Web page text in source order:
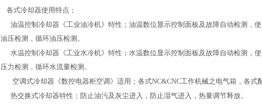
各式冷却器使用特点；
油温控制冷却器《工业油冷机》特性；油温数位显示控制面板及故障自动检测，使
油压检测，循环油压检测。
水温控制冷却器《工业水冷机》特性；水温数位显示控制面板及故障自动检测，使
压力检测，循环水流量检测。
空调式冷却器《数控电器柜空调》适用；各式NC&CNC工作机械之电气箱，各式
热交换式冷却器特性；防止油污及灰尘进入，防止湿气进入，热量调节释放。